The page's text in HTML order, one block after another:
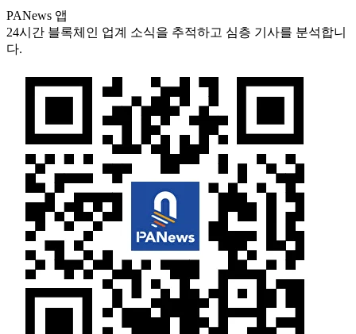
PANews 앱
24시간 블록체인 업계 소식을 추적하고 심층 기사를 분석합니
다.